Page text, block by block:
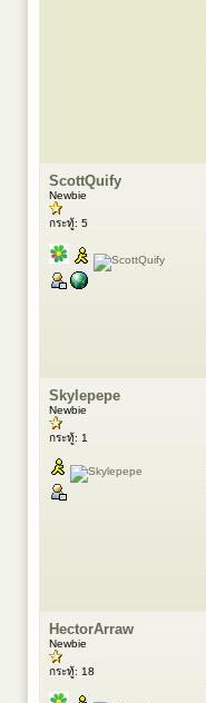
ScottQuify
Newbie
กระทู้: 5
Skylepepe
Newbie
กระทู้: 1
HectorArraw
Newbie
กระทู้: 18